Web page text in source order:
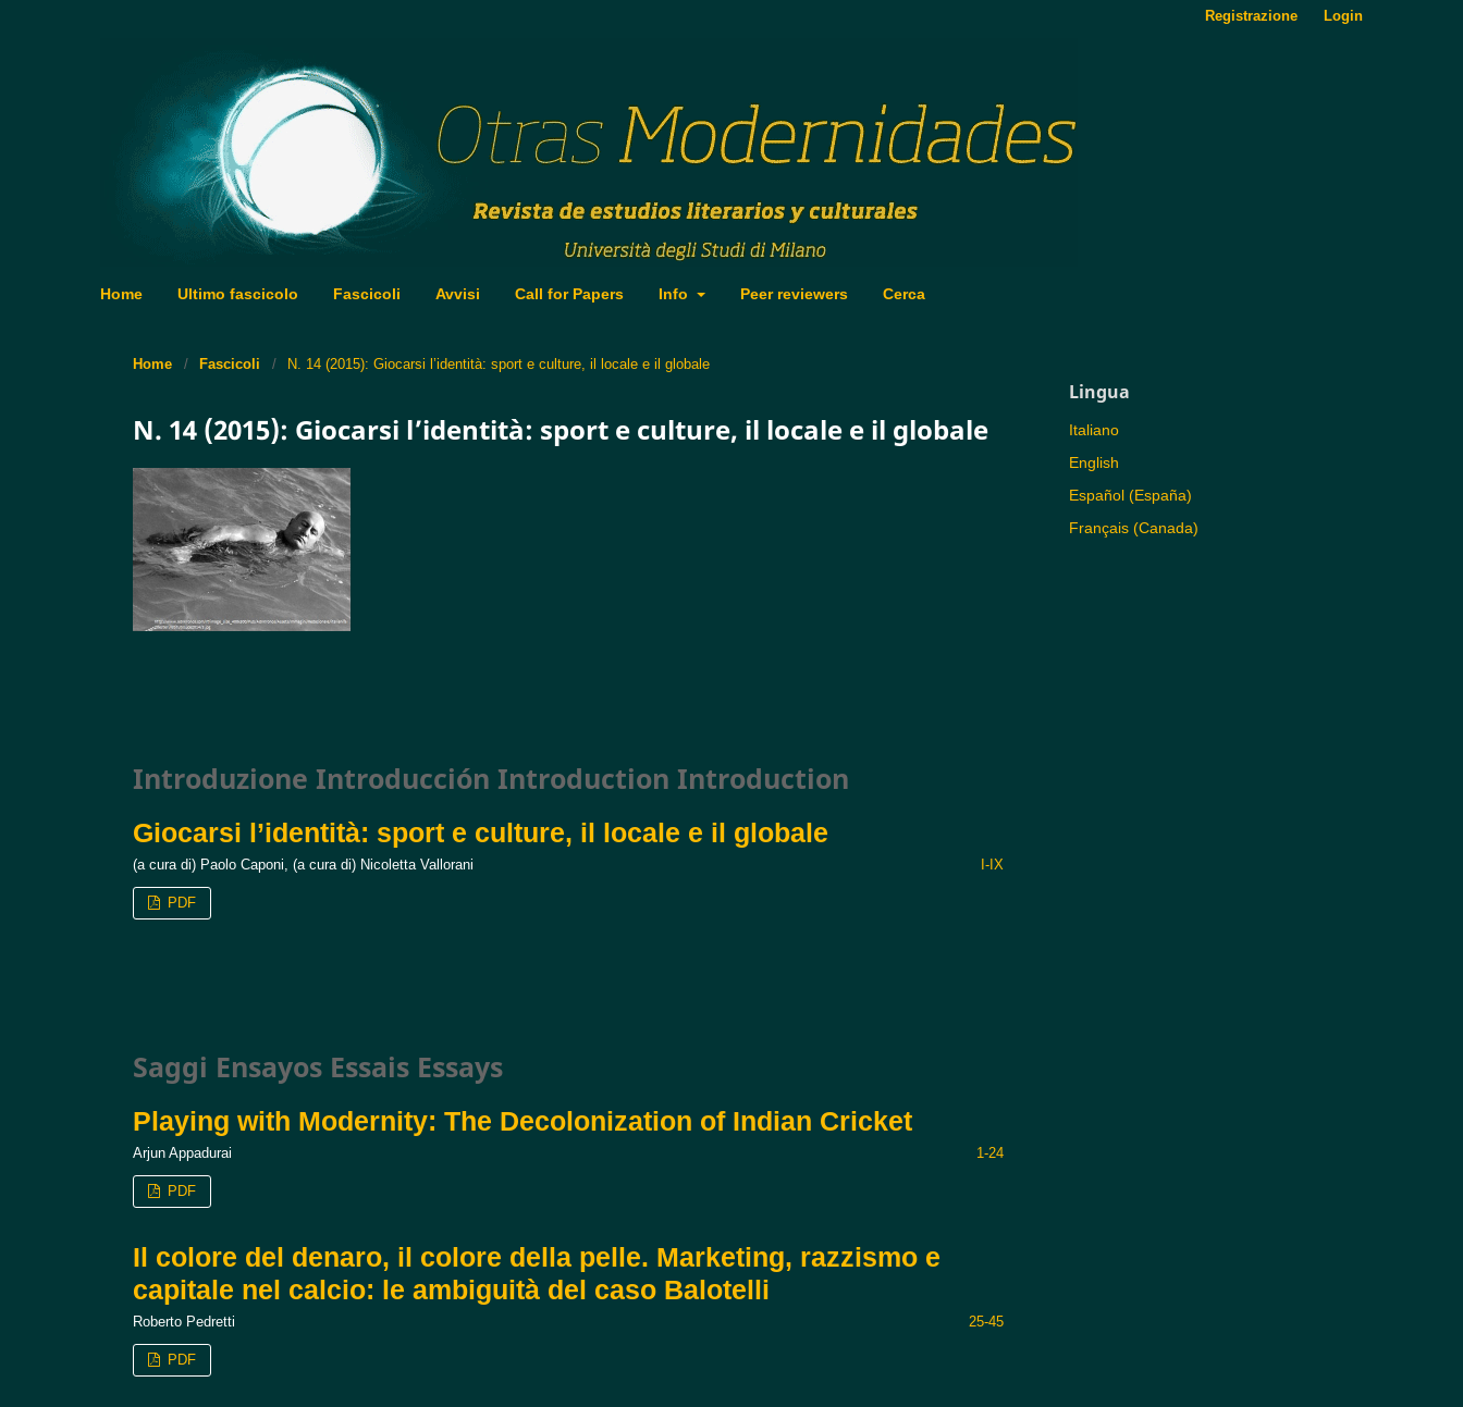
Home Ultimo fascicolo Fascicoli Avvisi Call for Papers Info Peer reviewers Cerca
Registrazione Login
Home / Fascicoli / N. 14 (2015): Giocarsi l’identità: sport e culture, il locale e il globale
N. 14 (2015): Giocarsi l’identità: sport e culture, il locale e il globale
Introduzione Introducción Introduction Introduction
Giocarsi l’identità: sport e culture, il locale e il globale
(a cura di) Paolo Caponi, (a cura di) Nicoletta Vallorani I-IX
PDF
Saggi Ensayos Essais Essays
Playing with Modernity: The Decolonization of Indian Cricket
Arjun Appadurai 1-24
PDF
Il colore del denaro, il colore della pelle. Marketing, razzismo e
capitale nel calcio: le ambiguità del caso Balotelli
Roberto Pedretti 25-45
PDF
Lingua
Italiano
English
Español (España)
Français (Canada)